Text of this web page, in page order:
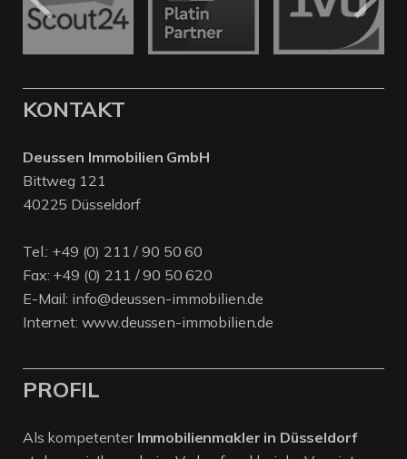
KONTAKT
Deussen Immobilien GmbH
Bittweg 121
40225 Düsseldorf
Tel.: +49 (0) 211 / 90 50 60
Fax: +49 (0) 211 / 90 50 620
E-Mail: info@deussen-immobilien.de
Internet: www.deussen-immobilien.de
PROFIL
Als kompetenter Immobilienmakler in Düsseldorf